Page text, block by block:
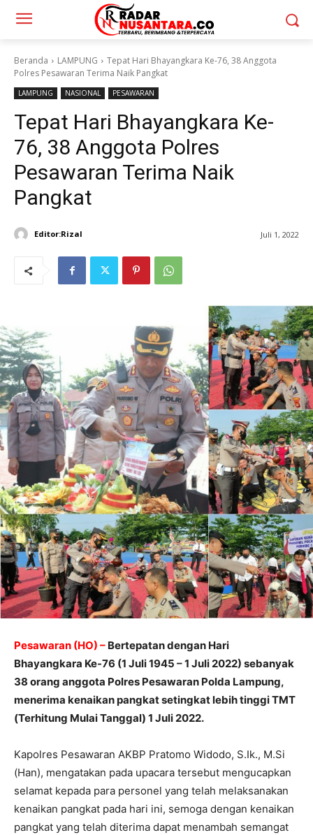
Beranda LAMPUNG
Tepat Hari Bhayangkara Ke-76, 38 Anggota
Polres Pesawaran Terima Naik Pangkat
LAMPUNG NASIONAL PESAWARAN
Tepat Hari Bhayangkara Ke-
76, 38 Anggota Polres
Pesawaran Terima Naik
Pangkat
Editor:Rizal Juli 1, 2022
Pesawaran (HO) – Bertepatan dengan Hari
Bhayangkara Ke-76 (1 Juli 1945 – 1 Juli 2022) sebanyak
38 orang anggota Polres Pesawaran Polda Lampung,
menerima kenaikan pangkat setingkat lebih tinggi TMT
(Terhitung Mulai Tanggal) 1 Juli 2022.
Kapolres Pesawaran AKBP Pratomo Widodo, S.Ik., M.Si
(Han), mengatakan pada upacara tersebut mengucapkan
selamat kepada para personel yang telah melaksanakan
kenaikan pangkat pada hari ini, semoga dengan kenaikan
pangkat yang telah diterima dapat menambah semangat